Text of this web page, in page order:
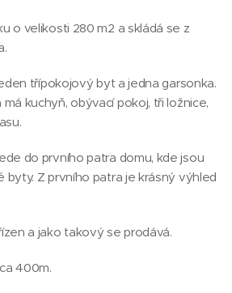
o velikosti 280 m2 a skládá se z
třípokojový byt a jedna garsonka.
kuchyň, obývací pokoj, tři ložnice,
do prvního patra domu, kde jsou
Z prvního patra je krásný výhled
a jako takový se prodává.
400m.